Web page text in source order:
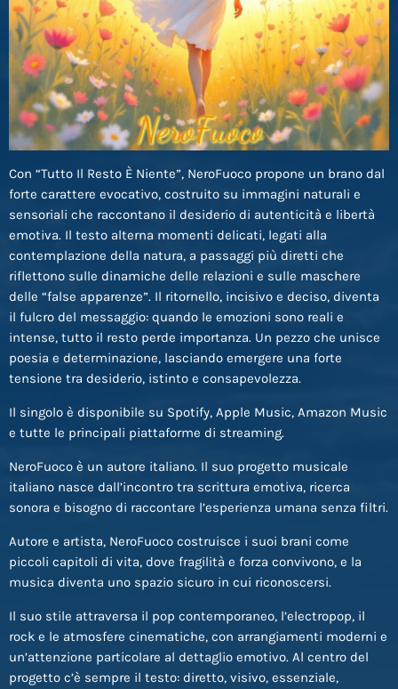
Con “Tutto Il Resto È Niente”, NeroFuoco propone un brano dal
forte carattere evocativo, costruito su immagini naturali e
sensoriali che raccontano il desiderio di autenticità e libertà
emotiva. Il testo alterna momenti delicati, legati alla
contemplazione della natura, a passaggi più diretti che
riflettono sulle dinamiche delle relazioni e sulle maschere
delle “false apparenze”. Il ritornello, incisivo e deciso, diventa
il fulcro del messaggio: quando le emozioni sono reali e
intense, tutto il resto perde importanza. Un pezzo che unisce
poesia e determinazione, lasciando emergere una forte
tensione tra desiderio, istinto e consapevolezza.
Il singolo è disponibile su Spotify, Apple Music, Amazon Music
e tutte le principali piattaforme di streaming.
NeroFuoco è un autore italiano. Il suo progetto musicale
italiano nasce dall’incontro tra scrittura emotiva, ricerca
sonora e bisogno di raccontare l’esperienza umana senza filtri.
Autore e artista, NeroFuoco costruisce i suoi brani come
piccoli capitoli di vita, dove fragilità e forza convivono, e la
musica diventa uno spazio sicuro in cui riconoscersi.
Il suo stile attraversa il pop contemporaneo, l’electropop, il
rock e le atmosfere cinematiche, con arrangiamenti moderni e
un’attenzione particolare al dettaglio emotivo. Al centro del
progetto c’è sempre il testo: diretto, visivo, essenziale,